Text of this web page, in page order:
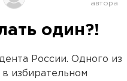
один?!
России. Одного из
избирательном